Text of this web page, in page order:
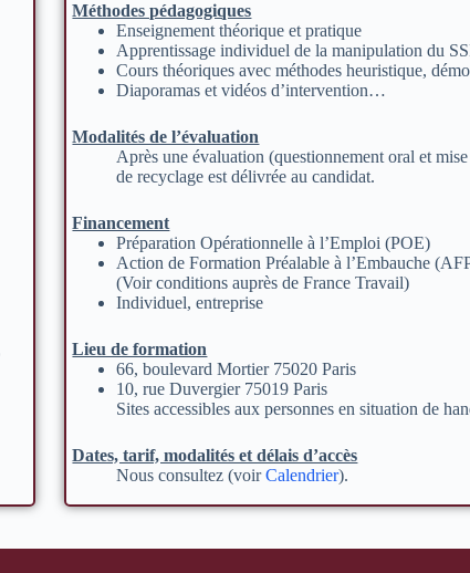
Méthodes pédagogiques
Enseignement théorique et pratique
Apprentissage individuel de la manipulation du
Cours théoriques avec méthodes heuristique,
Diaporamas et vidéos d’intervention…
Modalités de l’évaluation
Après une évaluation (questionnement oral et
de recyclage est délivrée au candidat.
Financement
Préparation Opérationnelle à l’Emploi (POE)
Action de Formation Préalable à l’Embauche
(Voir conditions auprès de France Travail)
Individuel, entreprise
Lieu de formation
66, boulevard Mortier 75020 Paris
10, rue Duvergier 75019 Paris
Sites accessibles aux personnes en situation de
Dates, tarif, modalités et délais d’accès
Nous consultez (voirCalendrier).